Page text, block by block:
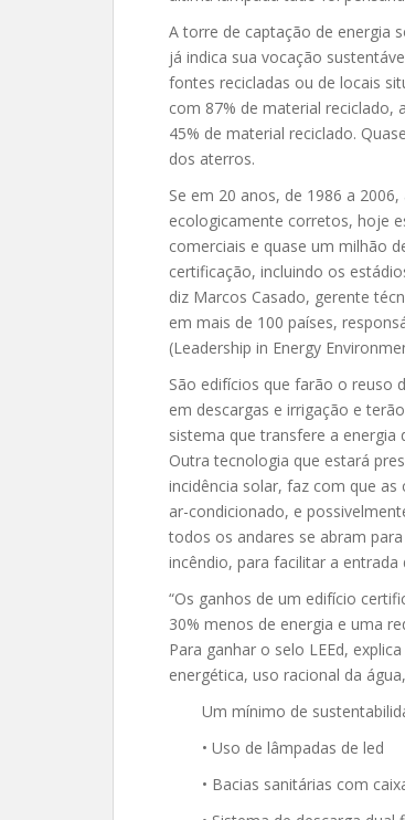
A torre de captação de energia
já indica sua vocação
fontes recicladas ou de locais
com 87% de material
45% de material reciclado.
dos aterros.
Se em 20 anos, de 1986 a
ecologicamente corretos, hoje
comerciais e quase um milhão
certificação, incluindo os
diz Marcos Casado, gerente
em mais de 100 países,
(Leadership in Energy
São edifícios que farão o reuso
em descargas e irrigação e
sistema que transfere a energia
Outra tecnologia que estará
incidência solar, faz com que
ar-condicionado, e
todos os andares se abram
incêndio, para facilitar a
“Os ganhos de um edifício
30% menos de energia e uma
Para ganhar o selo LEEd,
energética, uso racional da
Um mínimo de
• Uso de lâmpadas de led
• Bacias sanitárias com